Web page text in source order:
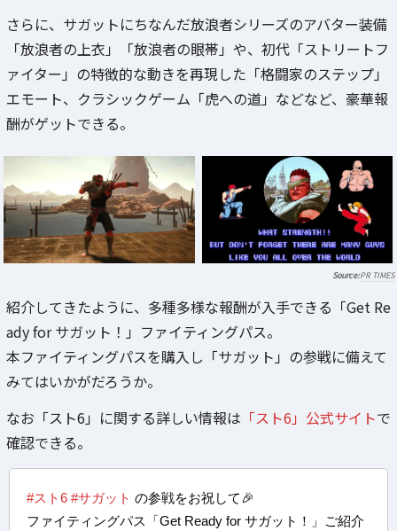
さらに、サガットにちなんだ放浪者シリーズのアバター装備
「放浪者の上衣」「放浪者の眼帯」や、初代「ストリートフ
ァイター」の特徴的な動きを再現した「格闘家のステップ」
エモート、クラシックゲーム「虎への道」などなど、豪華報
酬がゲットできる。
PR TIMES
紹介してきたように、多種多様な報酬が入手できる「Get Re
ady for サガット！」ファイティングパス。
本ファイティングパスを購入し「サガット」の参戦に備えて
みてはいかがだろうか。
なお「スト6」に関する詳しい情報は 「スト6」公式サイトで
確認できる。
#スト6 #サガット の参戦をお祝して🎉
ファイティングパス「Get Ready for サガット！」ご紹介